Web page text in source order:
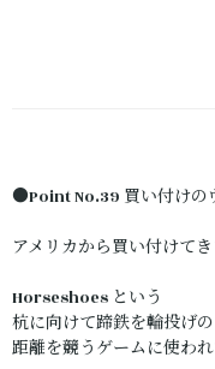
●Point No.39 買い付けの
アメリカから買い付けて
Horseshoes という
杭に向けて蹄鉄を輪投げ
距離を競うゲームに使われ